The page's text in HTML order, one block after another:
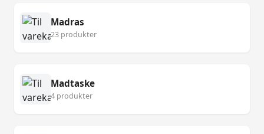
Madras
23 produkter
Madtaske
4 produkter